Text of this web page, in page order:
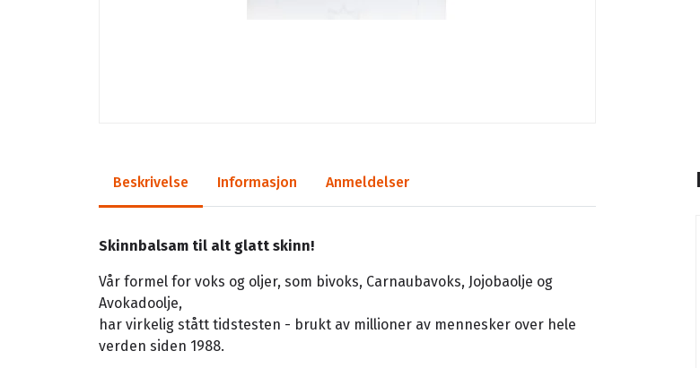
Beskrivelse Informasjon Anmeldelser
Skinnbalsam til alt glatt skinn!
Vår formel for voks og oljer, som bivoks, Carnaubavoks, Jojobaolje og
Avokadoolje,
har virkelig stått tidstesten - brukt av millioner av mennesker over hele
verden siden 1988.